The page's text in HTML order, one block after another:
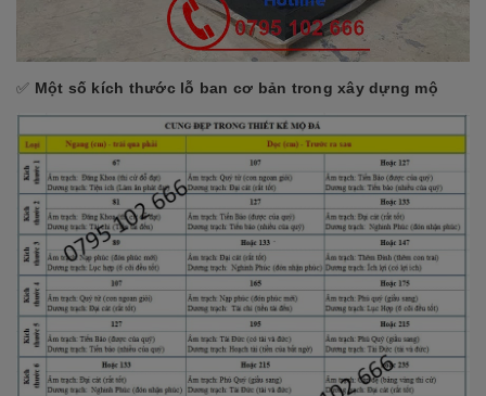
✅ Một số kích thước lỗ ban cơ bản trong xây dựng mộ